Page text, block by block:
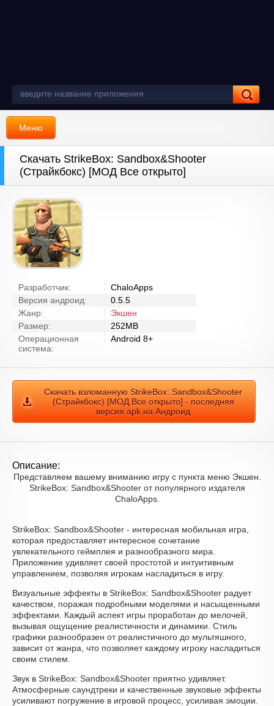
Меню
Скачать StrikeBox: Sandbox&Shooter
(Страйкбокс) [МОД Все открыто]
Разработчик:
ChaloApps
Версия андроид:
0.5.5
Жанр:
Экшен
Размер:
252MB
Операционная
система:
Android 8+
Скачать взломанную StrikeBox: Sandbox&Shooter
(Страйкбокс) [МОД Все открыто] - последняя
версия apk на Андроид
Описание:
Представляем вашему вниманию игру с пункта меню Экшен.
StrikeBox: Sandbox&Shooter от популярного издателя
ChaloApps.
StrikeBox: Sandbox&Shooter - интересная мобильная игра,
которая предоставляет интересное сочетание
увлекательного геймплея и разнообразного мира.
Приложение удивляет своей простотой и интуитивным
управлением, позволяя игрокам насладиться в игру.
Визуальные эффекты в StrikeBox: Sandbox&Shooter радует
качеством, поражая подробными моделями и насыщенными
эффектами. Каждый аспект игры проработан до мелочей,
вызывая ощущение реалистичности и динамики. Стиль
графики разнообразен от реалистичного до мультяшного,
зависит от жанра, что позволяет каждому игроку насладиться
своим стилем.
Звук в StrikeBox: Sandbox&Shooter приятно удивляет.
Атмосферные саундтреки и качественные звуковые эффекты
усиливают погружение в игровой процесс, усиливая эмоции.